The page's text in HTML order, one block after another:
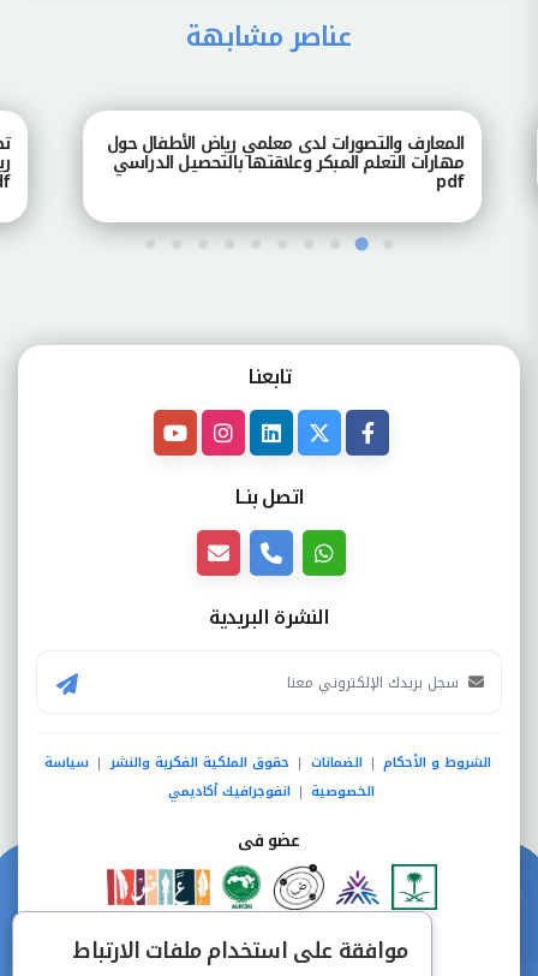
عناصر مشابهة
المعارف والتصورات لدى معلمي رياض الأطفال حول
مهارات التعلم المبكر وعلاقتها بالتحصيل الدراسي
pdf
pdf
تابعنـا
اتصل بنــا
النشرة البريدية
الشروط و الأحكام | الضمانات | حقوق الملكية الفكرية والنشر | سياسة
الخصوصية | انفوجرافيك أكاديمي
عضو فى
دفع آمن من خلال
موافقة على استخدام ملفات الارتباط